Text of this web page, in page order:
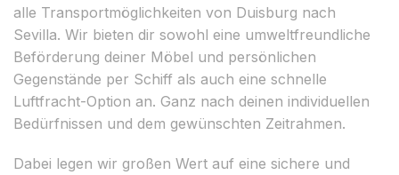
alle Transportmöglichkeiten von Duisburg nach
Sevilla. Wir bieten dir sowohl eine umweltfreundliche
Beförderung deiner Möbel und persönlichen
Gegenstände per Schiff als auch eine schnelle
Luftfracht-Option an. Ganz nach deinen individuellen
Bedürfnissen und dem gewünschten Zeitrahmen.
Dabei legen wir großen Wert auf eine sichere und